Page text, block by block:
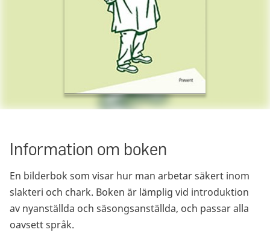
Information om boken
En bilderbok som visar hur man arbetar säkert inom
slakteri och chark. Boken är lämplig vid introduktion
av nyanställda och säsongsanställda, och passar alla
oavsett språk.